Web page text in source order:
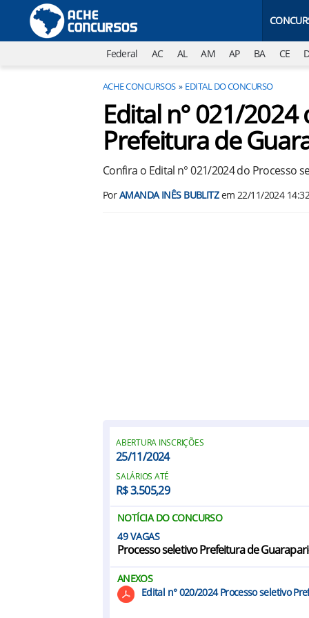
Federal AC AL AM AP BA CE
ACHE CONCURSOS EDITAL DO CONCURSO
Edital n° 021/
Prefeitura de
Confira o Edital n° 021/2024 do Processo
PorAMANDA INÊS BUBLITZem 22/11/2024 14:32
ABERTURA INSCRIÇÕES
25/11/2024
SALÁRIOS ATÉ
R$ 3.505,29
NOTÍCIA DO CONCURSO
49
Processo seletivo Prefeitura de
ANEXOS
Edital n° 020/2024 Processo seletivo